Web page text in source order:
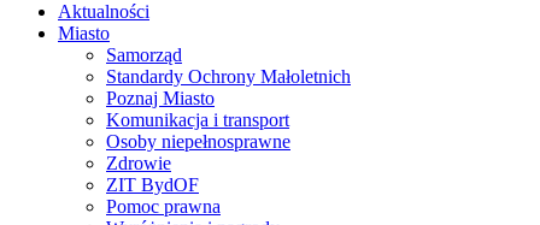
Aktualności
Miasto
Samorząd
Standardy Ochrony Małoletnich
Poznaj Miasto
Komunikacja i transport
Osoby niepełnosprawne
Zdrowie
ZIT BydOF
Pomoc prawna